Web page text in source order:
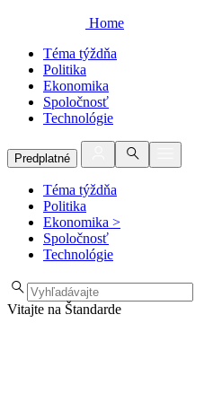
Home
Téma týždňa
Politika
Ekonomika
Spoločnosť
Technológie
Predplatné
Téma týždňa
Politika
Ekonomika >
Spoločnosť
Technológie
Vitajte na Štandarde